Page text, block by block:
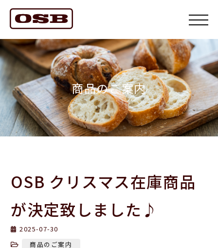
商品のご案内
OSB クリスマス在庫商品
が決定致しました♪
2025-07-30
商品のご案内